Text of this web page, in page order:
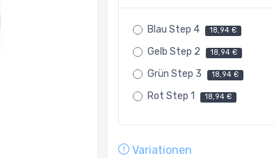
Blau Step 4 18,94 €
Gelb Step 2 18,94 €
Grün Step 3 18,94 €
Rot Step 1 18,94 €
Variationen